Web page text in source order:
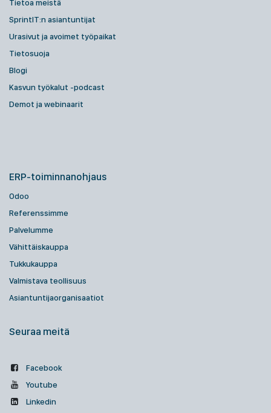
Tietoa meistä
SprintIT:n asiantuntijat
Urasivut ja avoimet työpaikat
Tietosuoja
Blogi
Kasvun työkalut -podcast
Demot ja webinaarit
ERP-toiminnanohjaus
Odoo
Referenssimme
Palvelumme
Vähittäiskauppa
Tukkukauppa
Valmistava teollisuus
Asiantuntijaorganisaatiot
Seuraa meitä
Facebook
Youtube
Linkedin